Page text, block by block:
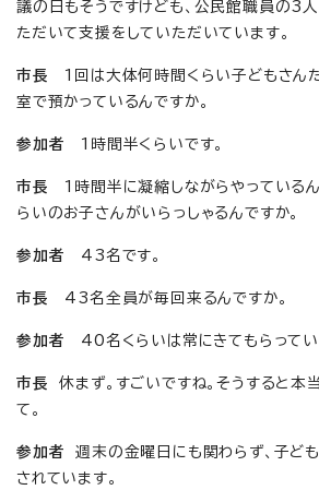
議の日もそうですけども、公民館職員の3
ただいて支援をしていただいています。
市長
1回は大体何時間くらい子どもさん
室で預かっているんですか。
参加者 1時間半くらいです。
市長
1時間半に凝縮しながらやっているん
らいのお子さんがいらっしゃるんですか。
参加者 43名です。
市長 43名全員が毎回来るんですか。
参加者 40名くらいは常にきてもらってい
市長
休まず。すごいですね。そうすると本
て。
参加者
週末の金曜日にも関わらず、子ど
されています。